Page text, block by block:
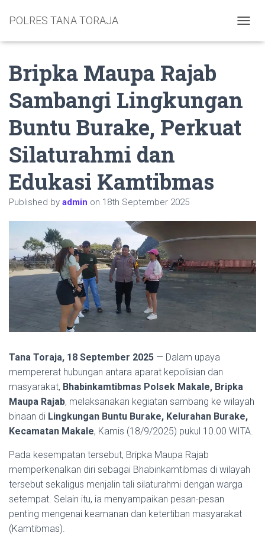
POLRES TANA TORAJA
Bripka Maupa Rajab
Sambangi Lingkungan
Buntu Burake, Perkuat
Silaturahmi dan
Edukasi Kamtibmas
Published by admin on 18th September 2025
Tana Toraja, 18 September 2025 — Dalam upaya
mempererat hubungan antara aparat kepolisian dan
masyarakat, Bhabinkamtibmas Polsek Makale, Bripka
Maupa Rajab, melaksanakan kegiatan sambang ke wilayah
binaan di Lingkungan Buntu Burake, Kelurahan Burake,
Kecamatan Makale, Kamis (18/9/2025) pukul 10.00 WITA.
Pada kesempatan tersebut, Bripka Maupa Rajab
memperkenalkan diri sebagai Bhabinkamtibmas di wilayah
tersebut sekaligus menjalin tali silaturahmi dengan warga
setempat. Selain itu, ia menyampaikan pesan-pesan
penting mengenai keamanan dan ketertiban masyarakat
(Kamtibmas).